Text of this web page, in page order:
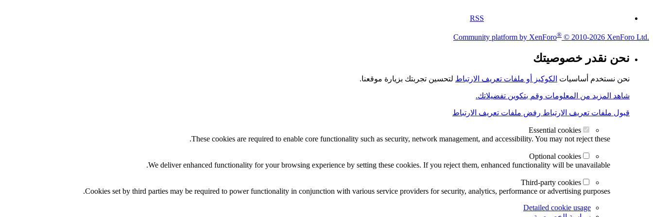
RSS
Community platform by XenForo® © 2010-2026 XenForo Ltd.
نحن نقدر خصوصيتك
نحن نستخدم أساسيات الكوكيز أو ملفات تعريف الارتباط لتحسين تجربتك بزيارة موقعنا.
شاهد المزيد من المعلومات وقم بتكوين تفضيلاتك.
قبول ملفات تعريف الارتباط رفض ملفات تعريف الارتباط
Essential cookies
These cookies are required to enable core functionality such as security, network management, and accessibility. You may not reject these.
Optional cookies
We deliver enhanced functionality for your browsing experience by setting these cookies. If you reject them, enhanced functionality will be unavailable.
Third-party cookies
Cookies set by third parties may be required to power functionality in conjunction with various service providers for security, analytics, performance or advertising purposes.
Detailed cookie usage